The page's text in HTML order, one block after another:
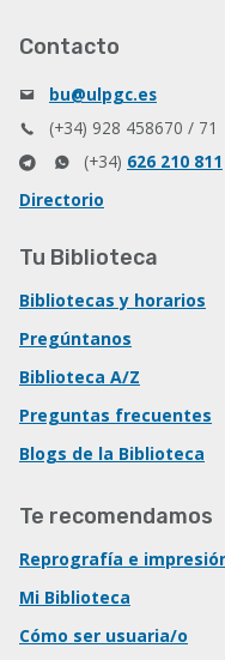
Contacto
bu@ulpgc.es
(+34) 928 458670 / 71
(+34) 626 210 811
Directorio
Tu Biblioteca
Bibliotecas y horarios
Pregúntanos
Biblioteca A/Z
Preguntas frecuentes
Blogs de la Biblioteca
Te recomendamos
Reprografía e
Mi Biblioteca
Cómo ser usuaria/o